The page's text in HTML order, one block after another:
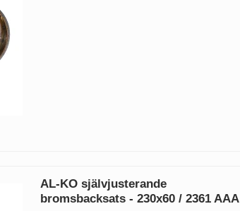
AL-KO självjusterande
bromsbacksats - 230x60 / 2361 AAA